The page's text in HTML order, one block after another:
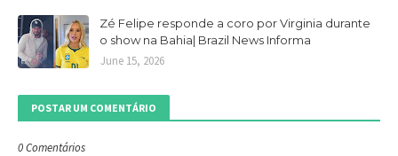
Zé Felipe responde a coro por Virginia durante
o show na Bahia| Brazil News Informa
June 15, 2026
POSTAR UM COMENTÁRIO
0 Comentários